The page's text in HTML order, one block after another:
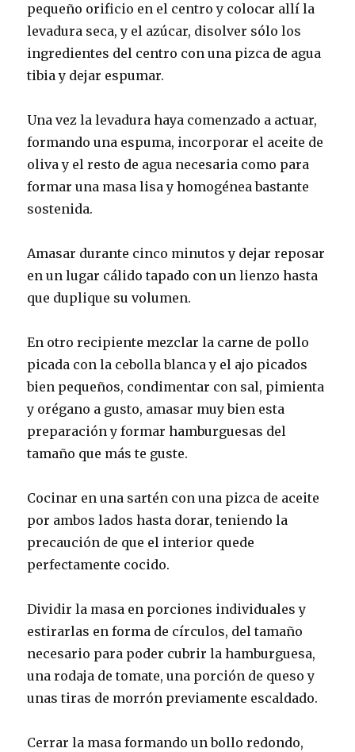
pequeño orificio en el centro y colocar allí la
levadura seca, y el azúcar, disolver sólo los
ingredientes del centro con una pizca de agua
tibia y dejar espumar.
Una vez la levadura haya comenzado a actuar,
formando una espuma, incorporar el aceite de
oliva y el resto de agua necesaria como para
formar una masa lisa y homogénea bastante
sostenida.
Amasar durante cinco minutos y dejar reposar
en un lugar cálido tapado con un lienzo hasta
que duplique su volumen.
En otro recipiente mezclar la carne de pollo
picada con la cebolla blanca y el ajo picados
bien pequeños, condimentar con sal, pimienta
y orégano a gusto, amasar muy bien esta
preparación y formar hamburguesas del
tamaño que más te guste.
Cocinar en una sartén con una pizca de aceite
por ambos lados hasta dorar, teniendo la
precaución de que el interior quede
perfectamente cocido.
Dividir la masa en porciones individuales y
estirarlas en forma de círculos, del tamaño
necesario para poder cubrir la hamburguesa,
una rodaja de tomate, una porción de queso y
unas tiras de morrón previamente escaldado.
Cerrar la masa formando un bollo redondo,